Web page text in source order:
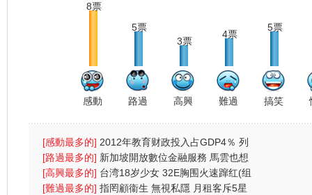
8票
感動
5票
路過
3票
高興
4票
難過
5票
搞笑
[感動最多的] 2012年教育财政投入占GDP4％ 列
财政支出首位
[路過最多的] 新加坡開放數位金融服務 馬雲也想
搶杯羹
[高興最多的] 台湾18岁少女 32E胸围火速蹿红(组
图)
[難過最多的] 指罔顧衞生 無視私隱 月租客斥5星